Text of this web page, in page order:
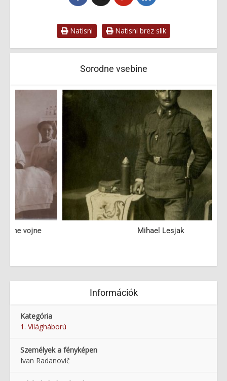
Natisni Natisni brez slik
Sorodne vsebine
Információk
Kategória
1. Világháború
Személyek a fényképen
Ivan Radanovič